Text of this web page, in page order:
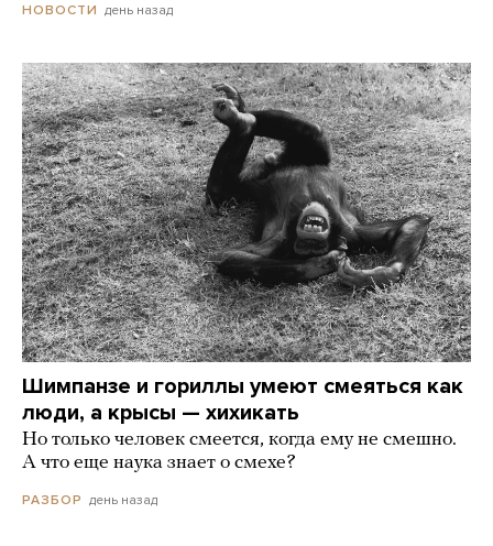
НОВОСТИ день назад
Шимпанзе и гориллы умеют смеяться как
люди, а крысы — хихикать
Но только человек смеется, когда ему не смешно.
А что еще наука знает о смехе?
РАЗБОР день назад